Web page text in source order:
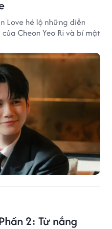
Love hé lộ những diễn
Cheon Yeo Ri và bí mật
2: Từ nắng